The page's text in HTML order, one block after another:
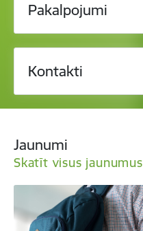
Pakalpojumi
Kontakti
Jaunumi
Skatīt visus jaunumus